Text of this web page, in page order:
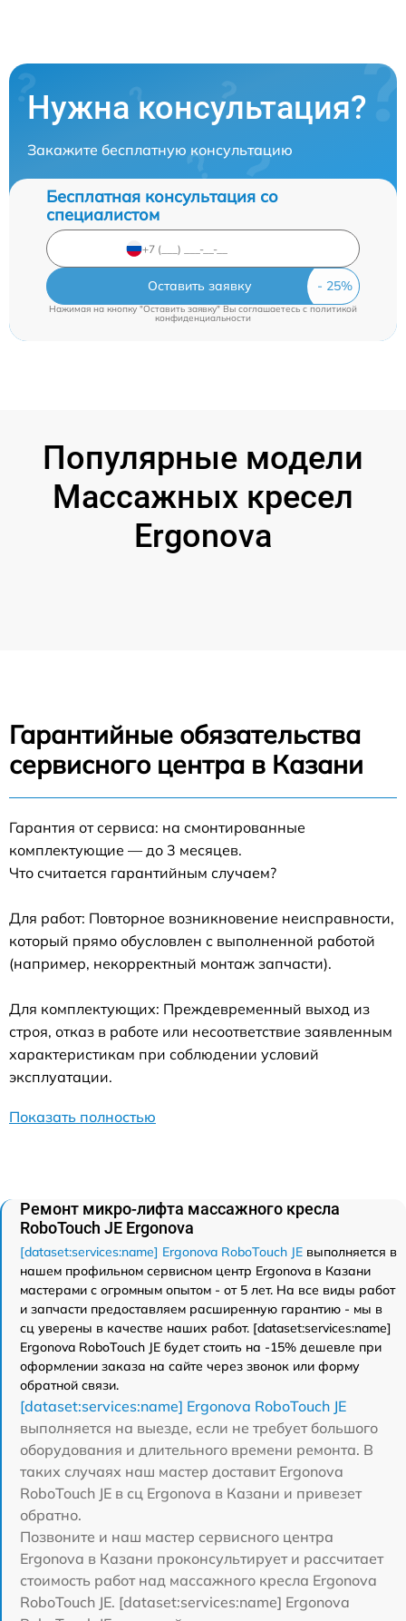
Нужна консультация?
Закажите бесплатную консультацию
Бесплатная консультация со
специалистом
Оставить заявку
Нажимая на кнопку "Оставить заявку" Вы соглашаетесь cполитикой
конфиденциальности
Популярные модели
Массажных кресел
Ergonova
Гарантийные обязательства
сервисного центра в Казани
Гарантия от сервиса: на смонтированные
комплектующие — до 3 месяцев.
Что считается гарантийным случаем?
Для работ: Повторное возникновение неисправности,
который прямо обусловлен с выполненной работой
(например, некорректный монтаж запчасти).
Для комплектующих: Преждевременный выход из
строя, отказ в работе или несоответствие заявленным
характеристикам при соблюдении условий
эксплуатации.
Показать полностью
Ремонт микро-лифта массажного кресла
RoboTouch JE Ergonova
[dataset:services:name] Ergonova RoboTouch JE выполняется в
нашем профильном сервисном центр Ergonova в Казани
мастерами с огромным опытом - от 5 лет. На все виды работ
и запчасти предоставляем расширенную гарантию - мы в
сц уверены в качестве наших работ. [dataset:services:name]
Ergonova RoboTouch JE будет стоить на -15% дешевле при
оформлении заказа на сайте через звонок или форму
обратной связи.
[dataset:services:name] Ergonova RoboTouch JE
выполняется на выезде, если не требует большого
оборудования и длительного времени ремонта. В
таких случаях наш мастер доставит Ergonova
RoboTouch JE в сц Ergonova в Казани и привезет
обратно.
Позвоните и наш мастер сервисного центра
Ergonova в Казани проконсультирует и рассчитает
стоимость работ над массажного кресла Ergonova
RoboTouch JE. [dataset:services:name] Ergonova